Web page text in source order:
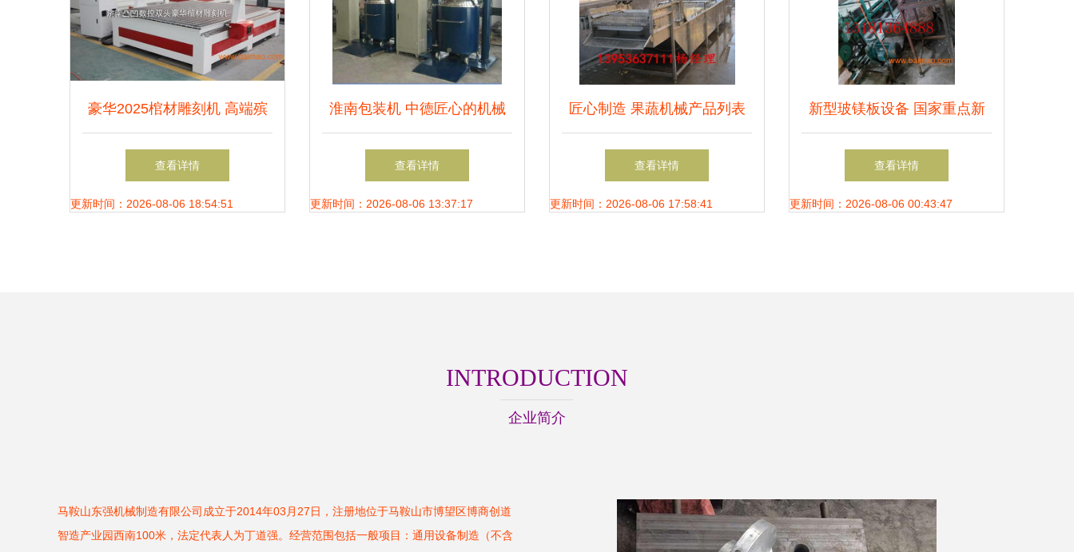
豪华2025棺材雕刻机 高端殡
葬工艺的智能制造先锋
查看详情
更新时间：2026-08-06 18:54:51
淮南包装机 中德匠心的机械
制造之作
查看详情
更新时间：2026-08-06 13:37:17
匠心制造 果蔬机械产品列表
第351页的实地考察与行业洞
察
查看详情
更新时间：2026-08-06 17:58:41
新型玻镁板设备 国家重点新
产品助力绿色建筑革命
查看详情
更新时间：2026-08-06 00:43:47
INTRODUCTION
企业简介
马鞍山东强机械制造有限公司成立于2014年03月27日，注册地位于马鞍山市博望区博商创道
智造产业园西南100米，法定代表人为丁道强。经营范围包括一般项目：通用设备制造（不含